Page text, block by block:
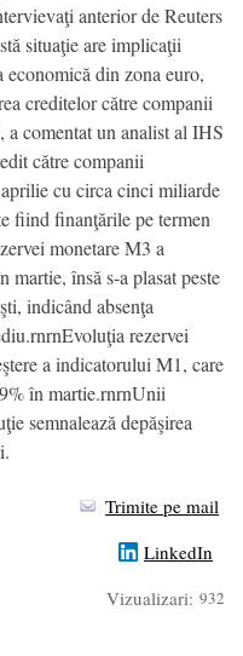
anterior de Reuters
situaţie are implicaţii
economică din zona euro,
creditelor către companii
comentat un analist al IHS
către companii
cu circa cinci miliarde
fiind finanţările pe termen
monetare M3 a
însă s-a plasat peste
indicând absenţa
rezervei
a indicatorului M1, care
în martie.rnrnUnii
semnalează depăşirea
Trimite pe mail
LinkedIn
Vizualizari: 932